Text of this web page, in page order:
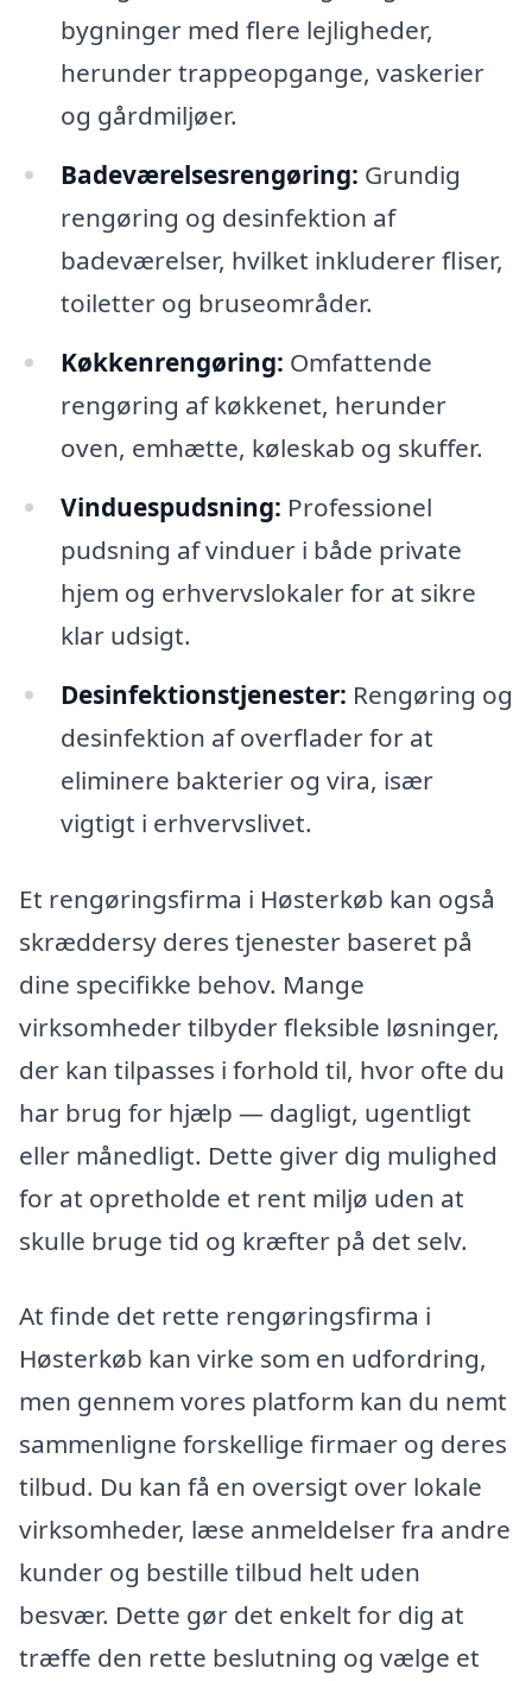
bygninger med flere lejligheder,
herunder trappeopgange, vaskerier
og gårdmiljøer.
Badeværelsesrengøring: Grundig
rengøring og desinfektion af
badeværelser, hvilket inkluderer fliser,
toiletter og bruseområder.
Køkkenrengøring: Omfattende
rengøring af køkkenet, herunder
oven, emhætte, køleskab og skuffer.
Vinduespudsning: Professionel
pudsning af vinduer i både private
hjem og erhvervslokaler for at sikre
klar udsigt.
Desinfektionstjenester: Rengøring og
desinfektion af overflader for at
eliminere bakterier og vira, især
vigtigt i erhvervslivet.
Et rengøringsfirma i Høsterkøb kan også
skræddersy deres tjenester baseret på
dine specifikke behov. Mange
virksomheder tilbyder fleksible løsninger,
der kan tilpasses i forhold til, hvor ofte du
har brug for hjælp — dagligt, ugentligt
eller månedligt. Dette giver dig mulighed
for at opretholde et rent miljø uden at
skulle bruge tid og kræfter på det selv.
At finde det rette rengøringsfirma i
Høsterkøb kan virke som en udfordring,
men gennem vores platform kan du nemt
sammenligne forskellige firmaer og deres
tilbud. Du kan få en oversigt over lokale
virksomheder, læse anmeldelser fra andre
kunder og bestille tilbud helt uden
besvær. Dette gør det enkelt for dig at
træffe den rette beslutning og vælge et